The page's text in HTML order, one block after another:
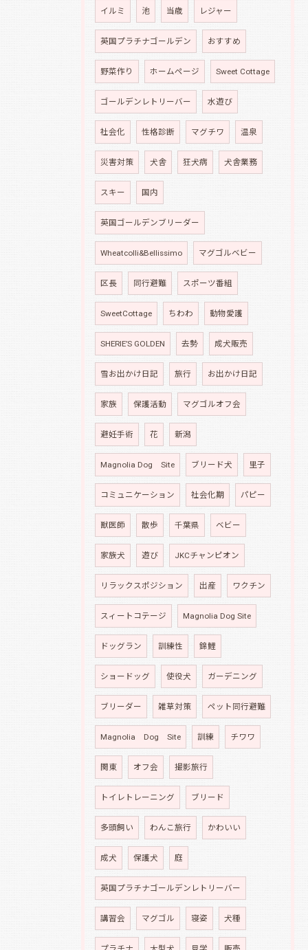
イルミ 池 当歳 レジャー
英国プラチナゴールデン おすすめ
野菜作り ホームページ Sweet Cottage
ゴールデンレトリーバー 水遊び
社会化 性格診断 マグチワ 温泉
災害対策 犬舎 狂犬病 犬舎業務
スキー 国内
英国ゴールデンブリーダー
Wheatcolli&Bellissimo マグゴルベビー
区長 同行避難 スポーツ番組
SweetCottage ちわわ 動物愛護
SHERIE’S GOLDEN 去勢 成犬販売
雪お出かけ日記 旅行 お出かけ日記
家族 保護活動 マグゴルオフ会
避妊手術 花 新潟
Magnolia Dog Site ブリード犬 里子
コミュニケーション 社会化期 パピー
獣医師 散歩 千葉県 ベビー
家族犬 遊び JKCチャンピオン
リラックスポジション 出産 ワクチン
スィートコテージ Magnolia Dog Site
ドッグラン 訓練性 錦鯉
ショードッグ 使役犬 ガーデニング
ブリーダー 雑草対策 ペット同行避難
Magnolia Dog Site 訓練 チワワ
関東 オフ会 撮影旅行
トイレトレーニング ブリード
多頭飼い わんこ旅行 かわいい
成犬 保護犬 庭
英国プラチナゴールデンレトリーバー
講習会 マグゴル 寝姿 犬種